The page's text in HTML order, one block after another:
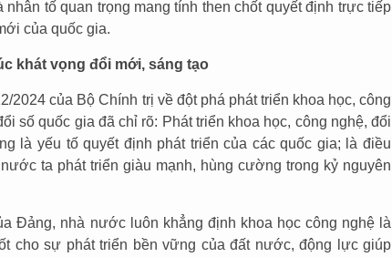
tố quan trọng mang tính then chốt quyết định trực tiếp
của quốc gia.
khát vọng đổi mới, sáng tạo
2024 của Bộ Chính trị về đột phá phát triển khoa học, công
số quốc gia đã chỉ rõ: Phát triển khoa học, công nghệ, đổi
là yếu tố quyết định phát triển của các quốc gia; là điều
ta phát triển giàu mạnh, hùng cường trong kỷ nguyên
Đảng, nhà nước luôn khẳng định khoa học công nghệ là
cho sự phát triển bền vững của đất nước, động lực giúp